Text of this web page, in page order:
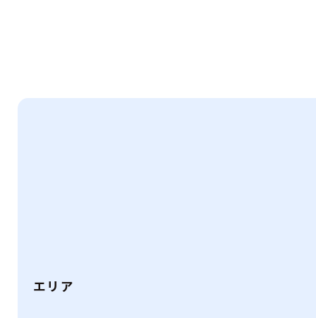
エリア